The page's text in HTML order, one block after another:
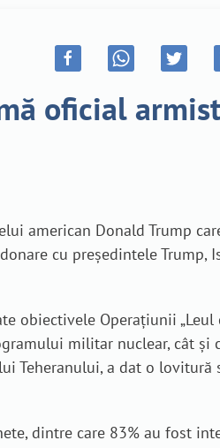
oficial
american Donald Trump
cu președintele
obiectivele Operațiunii
militar nuclear, cât și
Teheranului, a dat o
dintre care 83% au fost